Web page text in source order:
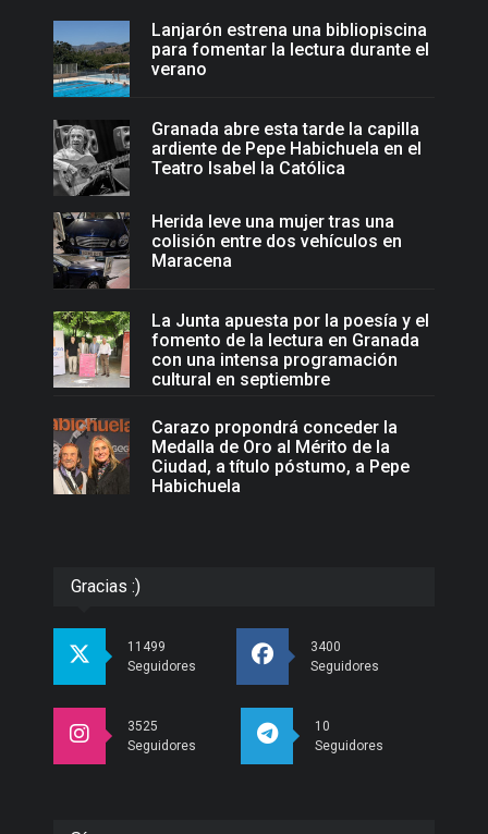
Lanjarón estrena una bibliopiscina
para fomentar la lectura durante el
verano
Granada abre esta tarde la capilla
ardiente de Pepe Habichuela en el
Teatro Isabel la Católica
Herida leve una mujer tras una
colisión entre dos vehículos en
Maracena
La Junta apuesta por la poesía y el
fomento de la lectura en Granada
con una intensa programación
cultural en septiembre
Carazo propondrá conceder la
Medalla de Oro al Mérito de la
Ciudad, a título póstumo, a Pepe
Habichuela
Gracias :)
11499
Seguidores
3400
Seguidores
3525
Seguidores
10
Seguidores